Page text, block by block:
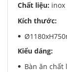
Chất liệu: inox
Kích thước:
Kiểu dáng:
Bàn ăn chất